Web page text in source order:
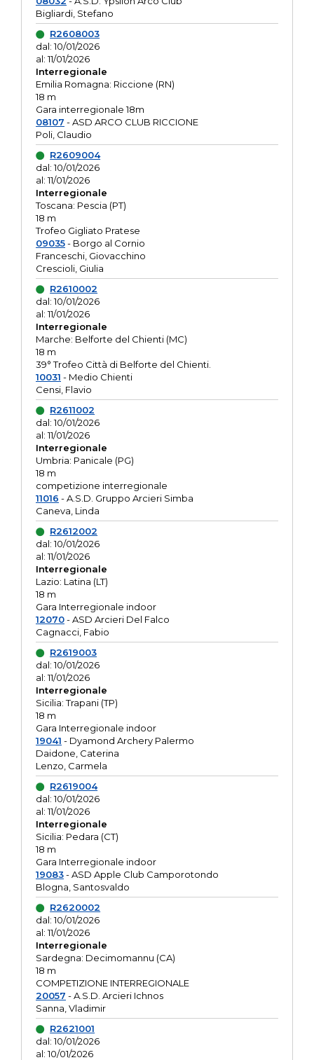
Bigliardi, Stefano
R2608003
dal: 10/01/2026
al: 11/01/2026
Interregionale
Emilia Romagna: Riccione (RN)
18 m
Gara interregionale 18m
08107 - ASD ARCO CLUB RICCIONE
Poli, Claudio
R2609004
dal: 10/01/2026
al: 11/01/2026
Interregionale
Toscana: Pescia (PT)
18 m
Trofeo Gigliato Pratese
09035- Borgo al Cornio
Franceschi, Giovacchino
Crescioli, Giulia
R2610002
dal: 10/01/2026
al: 11/01/2026
Interregionale
Marche: Belforte del Chienti (MC)
18 m
39° Trofeo Città di Belforte del Chienti.
10031 - Medio Chienti
Censi, Flavio
R2611002
dal: 10/01/2026
al: 11/01/2026
Interregionale
Umbria: Panicale (PG)
18 m
competizione interregionale
11016 - A.S.D. Gruppo Arcieri Simba
Caneva, Linda
R2612002
dal: 10/01/2026
al: 11/01/2026
Interregionale
Lazio: Latina (LT)
18 m
Gara Interregionale indoor
12070- ASD Arcieri Del Falco
Cagnacci, Fabio
R2619003
dal: 10/01/2026
al: 11/01/2026
Interregionale
Sicilia: Trapani (TP)
18 m
Gara Interregionale indoor
19041 - Dyamond Archery Palermo
Daidone, Caterina
Lenzo, Carmela
R2619004
dal: 10/01/2026
al: 11/01/2026
Interregionale
Sicilia: Pedara (CT)
18 m
Gara Interregionale indoor
19083- ASD Apple Club Camporotondo
Blogna, Santosvaldo
R2620002
dal: 10/01/2026
al: 11/01/2026
Interregionale
Sardegna: Decimomannu (CA)
18 m
COMPETIZIONE INTERREGIONALE
20057 - A.S.D. Arcieri Ichnos
Sanna, Vladimir
R2621001
dal: 10/01/2026
al: 10/01/2026